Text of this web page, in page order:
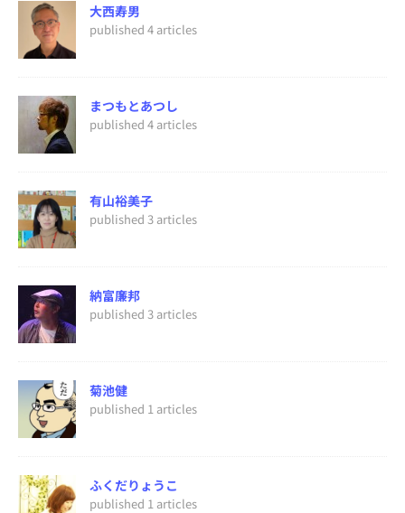
大西寿男
published 4 articles
まつもとあつし
published 4 articles
有山裕美子
published 3 articles
納富廉邦
published 3 articles
菊池健
published 1 articles
ふくだりょうこ
published 1 articles